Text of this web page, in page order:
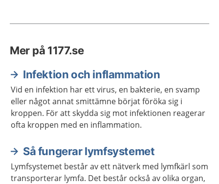
Mer på 1177.se
Infektion och inflammation
Vid en infektion har ett virus, en bakterie, en svamp
eller något annat smittämne börjat föröka sig i
kroppen. För att skydda sig mot infektionen reagerar
ofta kroppen med en inflammation.
Så fungerar lymfsystemet
Lymfsystemet består av ett nätverk med lymfkärl som
transporterar lymfa. Det består också av olika organ,